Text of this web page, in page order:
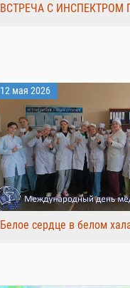
ВСТРЕЧА С ИНСПЕКТРОМ
12 мая 2026
Белое сердце в белом